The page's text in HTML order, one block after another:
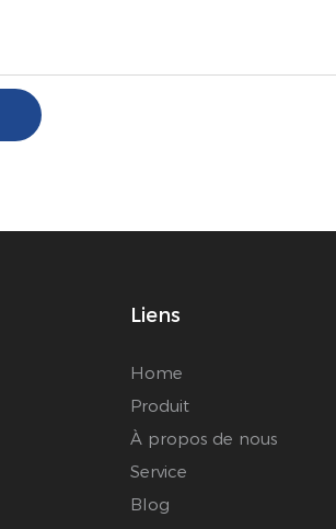
Liens
Home
Produit
À propos de nous
Service
Blog